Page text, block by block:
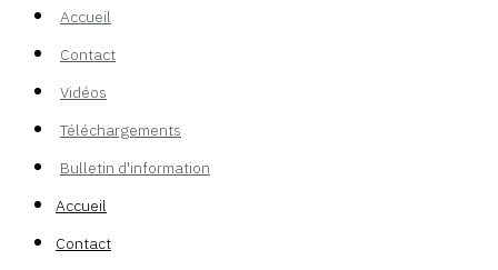
Accueil
Contact
Vidéos
Téléchargements
Bulletin d'information
Accueil
Contact